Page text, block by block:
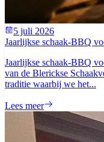
5 juli 2026
Jaarlijkse schaak-BBQ
Jaarlijkse schaak-BBQ
van de Blerickse
traditie waarbij we het...
Lees meer